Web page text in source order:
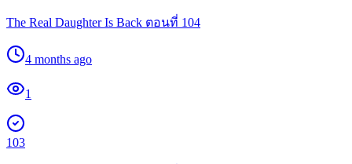
The Real Daughter Is Back ตอนที่ 104
4 months ago
1
103